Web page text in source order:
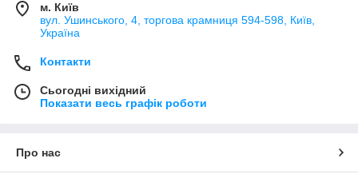
м. Київ
вул. Ушинського, 4, торгова крамниця 594-598, Київ,
Україна
Контакти
Сьогодні вихідний
Показати весь графік роботи
Про нас